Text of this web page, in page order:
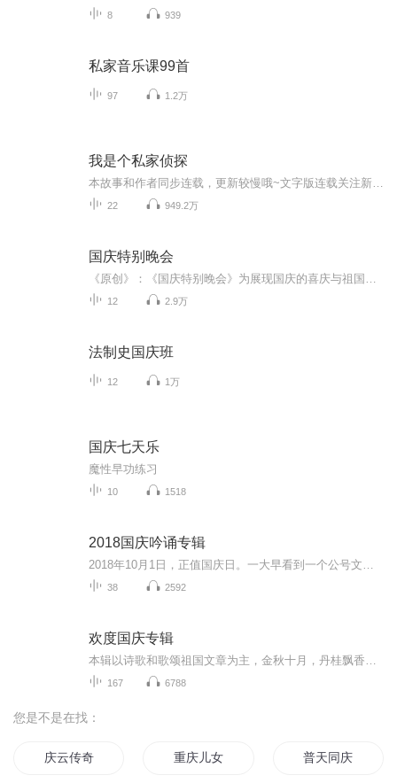
8 939
私家音乐课99首
97 1.2万
我是个私家侦探
22 949.2万
国庆特别晚会
12 2.9万
法制史国庆班
12 1万
国庆七天乐
魔性早功练习
10 1518
2018国庆吟诵专辑
38 2592
欢度国庆专辑
167 6788
您是不是在找：
庆云传奇 重庆儿女 普天同庆